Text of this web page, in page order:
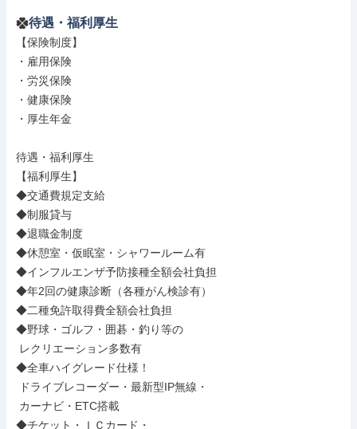
待遇・福利厚生
【保険制度】
・雇用保険
・労災保険
・健康保険
・厚生年金
待遇・福利厚生
【福利厚生】
◆交通費規定支給
◆制服貸与
◆退職金制度
◆休憩室・仮眠室・シャワールーム有
◆インフルエンザ予防接種全額会社負担
◆年2回の健康診断（各種がん検診有）
◆二種免許取得費全額会社負担
◆野球・ゴルフ・囲碁・釣り等の
◆全車ハイグレード仕様！
◆チケット・ＩＣカード・